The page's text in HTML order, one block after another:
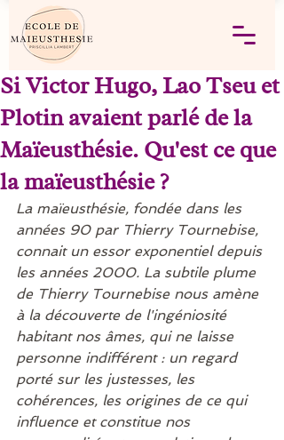
Si Victor Hugo, Lao Tseu et
Plotin avaient parlé de la
Maïeusthésie. Qu'est ce que
la maïeusthésie ?
La maïeusthésie, fondée dans les
années 90 par Thierry Tournebise,
connait un essor exponentiel depuis
les années 2000. La subtile plume
de Thierry Tournebise nous amène
à la découverte de l'ingéniosité
habitant nos âmes, qui ne laisse
personne indifférent : un regard
porté sur les justesses, les
cohérences, les origines de ce qui
influence et constitue nos